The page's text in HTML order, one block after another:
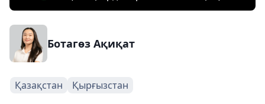
Ботагөз Ақиқат
Қазақстан Қырғызстан